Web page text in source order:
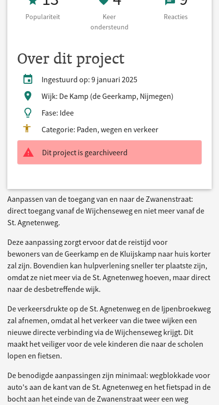
Populariteit
Keer
ondersteund
Reacties
Over dit project
Ingestuurd op: 9 januari 2025
Wijk: De Kamp (de Geerkamp, Nijmegen)
Fase: Idee
Categorie: Paden, wegen en verkeer
Dit project is gearchiveerd
Aanpassen van de toegang van en naar de Zwanenstraat:
direct toegang vanaf de Wijchenseweg en niet meer vanaf de
St. Agnetenweg.
Deze aanpassing zorgt ervoor dat de reistijd voor
bewoners van de Geerkamp en de Kluijskamp naar huis korter
zal zijn. Bovendien kan hulpverlening sneller ter plaatste zijn,
omdat ze niet meer via de St. Agnetenweg hoeven, maar direct
naar de desbetreffende wijk.
De verkeersdrukte op de St. Agnetenweg en de Ijpenbroekweg
zal afnemen, omdat al het verkeer van die twee wijken een
nieuwe directe verbinding via de Wijchenseweg krijgt. Dit
maakt het veiliger voor de vele kinderen die naar de scholen
lopen en fietsen.
De benodigde aanpassingen zijn minimaal: wegblokkade voor
auto's aan de kant van de St. Agnetenweg en het fietspad in de
bocht aan het einde van de Zwanenstraat weer een weg